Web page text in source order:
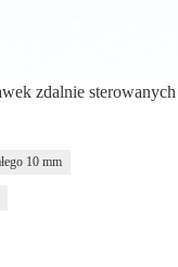
zdalnie sterowanych
10 mm